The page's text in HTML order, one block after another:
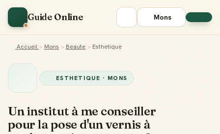
Guide Online Mons
Accueil > Mons > Beaute > Esthetique
ESTHETIQUE · MONS
Un institut à me conseiller
pour la pose d'un vernis à